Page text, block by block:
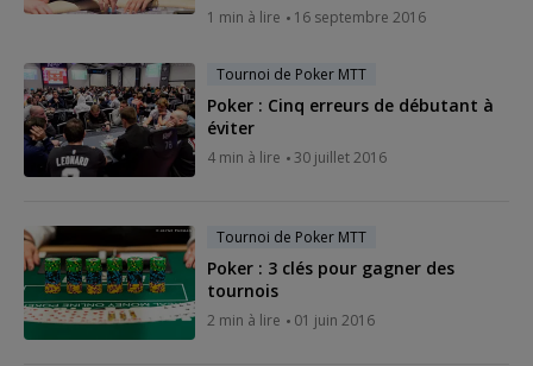
1 min à lire 16 septembre 2016
Tournoi de Poker MTT
Poker : Cinq erreurs de débutant à
éviter
4 min à lire 30 juillet 2016
Tournoi de Poker MTT
Poker : 3 clés pour gagner des
tournois
2 min à lire 01 juin 2016